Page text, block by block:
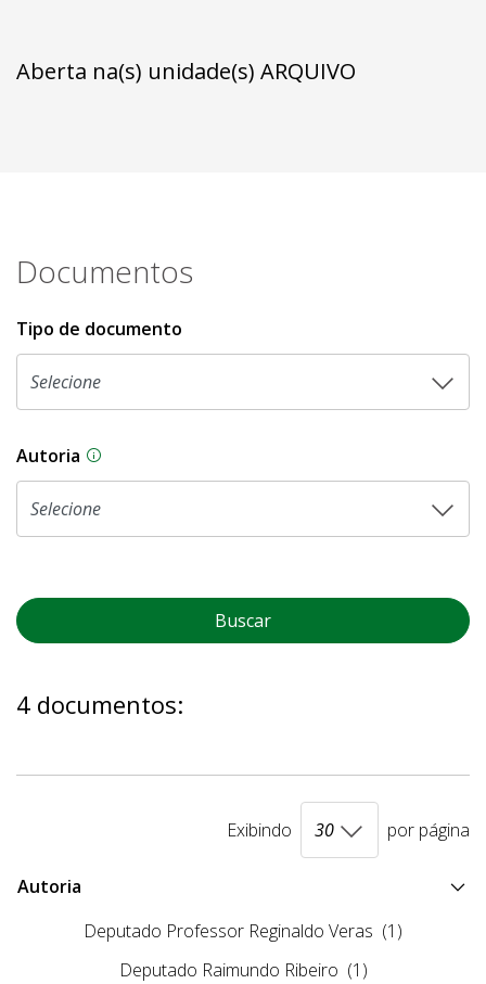
Aberta na(s) unidade(s) ARQUIVO
Documentos
Tipo de documento
Autoria As proposições legislativas na CLDF podem
Buscar
4 documentos:
Exibindo por página
Autoria
Deputado Professor Reginaldo Veras (1)
Deputado Raimundo Ribeiro (1)